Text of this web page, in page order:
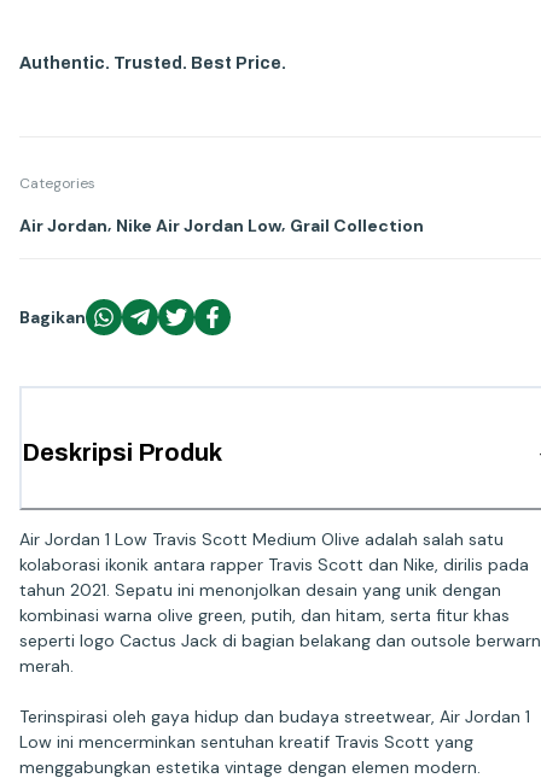
Authentic. Trusted. Best Price.
Categories
Air Jordan Nike Air Jordan Low Grail Collection
Bagikan
Deskripsi Produk
Air Jordan 1 Low Travis Scott Medium Olive adalah salah satu
kolaborasi ikonik antara rapper Travis Scott dan Nike, dirilis pada
tahun 2021. Sepatu ini menonjolkan desain yang unik dengan
kombinasi warna olive green, putih, dan hitam, serta fitur khas
seperti logo Cactus Jack di bagian belakang dan outsole
merah.
Terinspirasi oleh gaya hidup dan budaya streetwear, Air Jordan 1
Low ini mencerminkan sentuhan kreatif Travis Scott yang
menggabungkan estetika vintage dengan elemen modern.